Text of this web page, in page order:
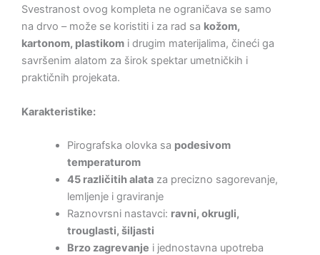
Svestranost ovog kompleta ne ograničava se samo
na drvo – može se koristiti i za rad sa kožom,
kartonom, plastikom i drugim materijalima, čineći ga
savršenim alatom za širok spektar umetničkih i
praktičnih projekata.
Karakteristike:
Pirografska olovka sa podesivom
temperaturom
45 različitih alataza precizno sagorevanje,
lemljenje i graviranje
Raznovrsni nastavci: ravni, okrugli,
trouglasti, šiljasti
Brzo zagrevanje i jednostavna upotreba